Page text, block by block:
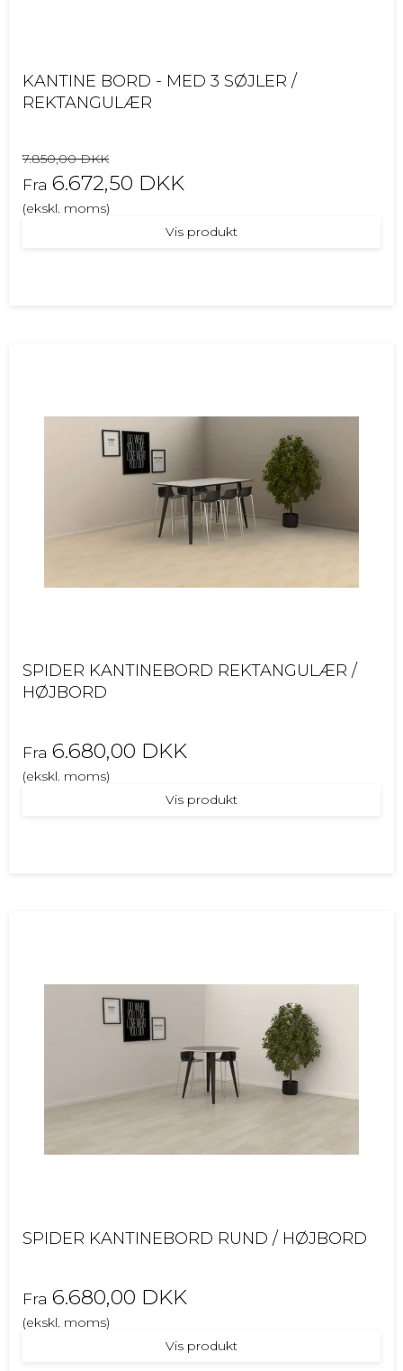
KANTINE BORD - MED 3 SØJLER /
REKTANGULÆR
7.850,00 DKK
Fra 6.672,50 DKK
(ekskl. moms)
Vis produkt
SPIDER KANTINEBORD REKTANGULÆR /
HØJBORD
Fra 6.680,00 DKK
(ekskl. moms)
Vis produkt
SPIDER KANTINEBORD RUND / HØJBORD
Fra 6.680,00 DKK
(ekskl. moms)
Vis produkt